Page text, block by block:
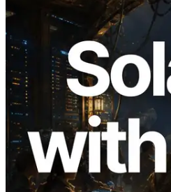
2026.08.05
ERPC erweitert
um Ping-Messung aus
Regionen —
ebenfalls gestartet